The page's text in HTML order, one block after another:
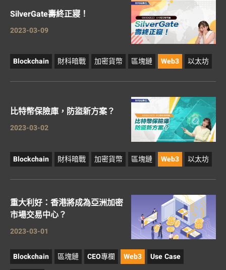
SilverGate壽終正寢！
2023-03-09
Blockchain 財科暗戰 加密貨幣 區塊鏈 Web3 以太坊
比特幣保險庫，防盜新方案？
2023-03-02
Blockchain 財科暗戰 加密貨幣 區塊鏈 Web3 以太坊
重大利好：香港將成為亞洲加密
市場交易中心？
2023-03-01
Blockchain 區塊鏈 CEO專欄 Web3
Use Case